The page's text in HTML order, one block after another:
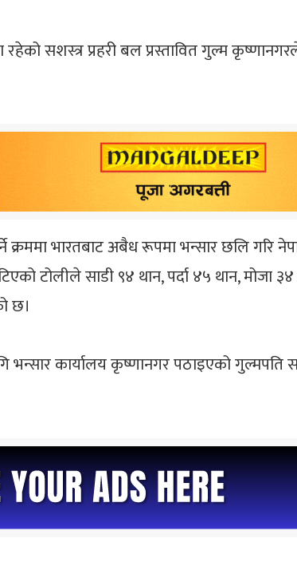
सशस्त्र प्रहरी बल प्रस्तावित गुल्म
भारतबाट अबैध रूपमा भन्सार छलि गरि
टोलीले साडी ९४ थान, पर्दा ४५ थान,
छ।
कार्यालय कृष्णानगर पठाइएको गुल्मपति